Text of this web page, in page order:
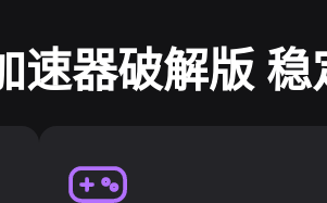
速器破解版